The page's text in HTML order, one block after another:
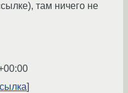
там ничего не